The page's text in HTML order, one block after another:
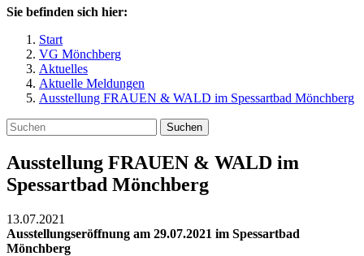
Sie befinden sich hier:
Start
VG Mönchberg
Aktuelles
Aktuelle Meldungen
Ausstellung FRAUEN & WALD im Spessartbad Mönchberg
Suchen
Ausstellung FRAUEN & WALD im
Spessartbad Mönchberg
13.07.2021
Ausstellungseröffnung am 29.07.2021 im Spessartbad
Mönchberg